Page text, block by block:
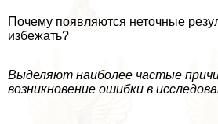
Почему появляются неточные
избежать?
Выделяют наиболее частые
возникновение ошибки в